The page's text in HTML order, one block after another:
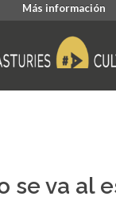
Más información
se va al